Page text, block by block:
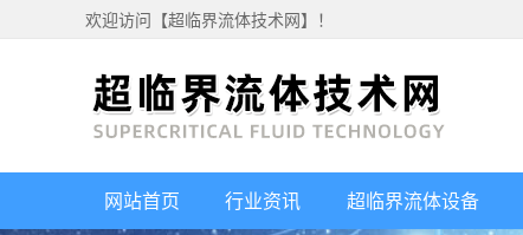
欢迎访问【超临界流体技术网】！
网站首页 行业资讯 超临界流体设备